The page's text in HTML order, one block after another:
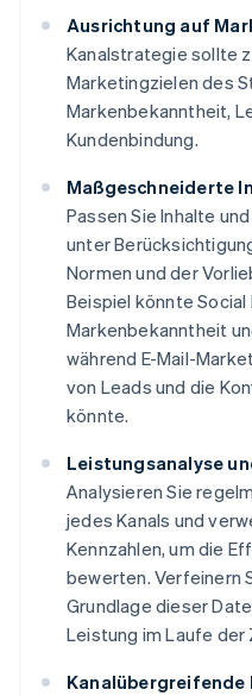
Ausrichtung auf
Kanalstrategie sollte
Marketingzielen des
Markenbekanntheit,
Kundenbindung.
Maßgeschneiderte
Passen Sie Inhalte
unter
Normen und der
Beispiel könnte
Markenbekanntheit
während E-Mail-
von Leads und die
könnte.
Leistungsanalyse
Analysieren Sie
jedes Kanals und
Kennzahlen, um die
bewerten. Verfeinern
Grundlage dieser
Leistung im Laufe
Kanalübergreifende